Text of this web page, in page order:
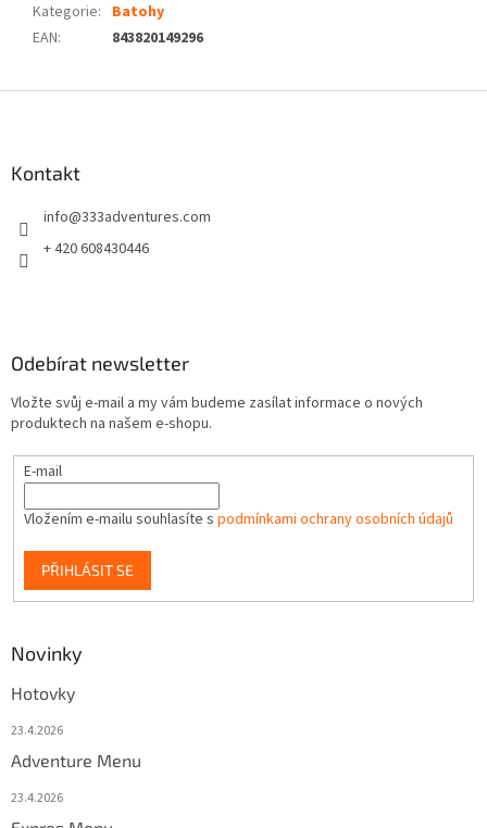
Kategorie: Batohy
EAN: 843820149296
Kontakt
info@333adventures.com
+ 420 608430446
Odebírat newsletter
Vložte svůj e-mail a my vám budeme zasílat informace o nových
produktech na našem e-shopu.
E-mail
Vložením e-mailu souhlasíte s podmínkami ochrany osobních údajů
PŘIHLÁSIT SE
Novinky
Hotovky
23.4.2026
Adventure Menu
23.4.2026